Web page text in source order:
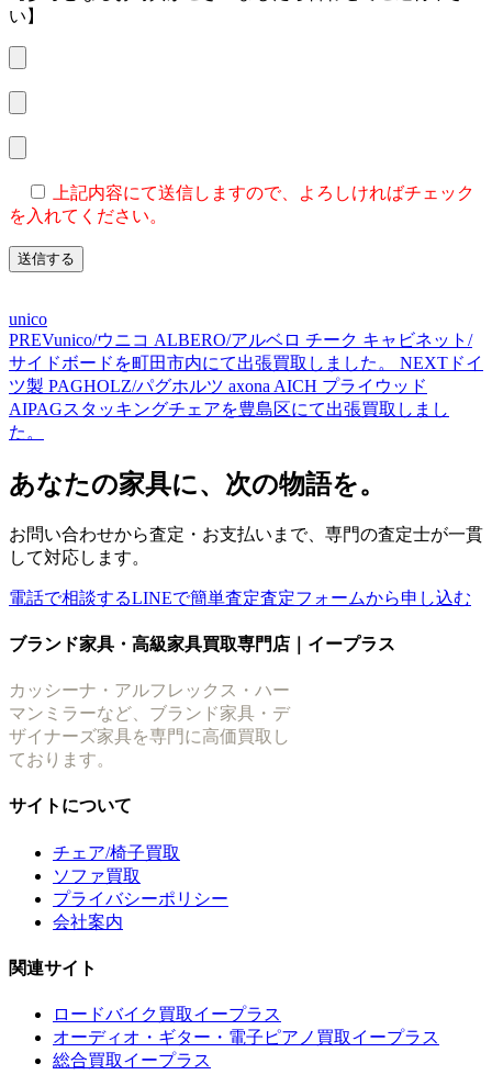
い】
上記内容にて送信しますので、よろしければチェック
を入れてください。
unico
PREVunico/ウニコ ALBERO/アルベロ チーク キャビネット/
サイドボードを町田市内にて出張買取しました。 NEXT ドイ
ツ製 PAGHOLZ/パグホルツ axona AICH プライウッド
AIPAGスタッキングチェアを豊島区にて出張買取しまし
た。
あなたの家具に、次の物語を。
お問い合わせから査定・お支払いまで、専門の査定士が一貫
して対応します。
電話で相談するLINEで簡単査定査定フォームから申し込む
ブランド家具・高級家具買取専門店｜イープラス
カッシーナ・アルフレックス・ハー
マンミラーなど、ブランド家具・デ
ザイナーズ家具を専門に高価買取し
ております。
サイトについて
チェア/椅子買取
ソファ買取
プライバシーポリシー
会社案内
関連サイト
ロードバイク買取イープラス
オーディオ・ギター・電子ピアノ買取イープラス
総合買取イープラス